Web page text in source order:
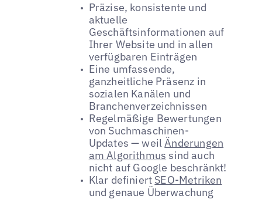
Präzise, konsistente und
aktuelle
Geschäftsinformationen auf
Ihrer Website und in allen
verfügbaren Einträgen
Eine umfassende,
ganzheitliche Präsenz in
sozialen Kanälen und
Branchenverzeichnissen
Regelmäßige Bewertungen
von Suchmaschinen-
Updates — weilÄnderungen
am Algorithmus sind auch
nicht auf Google beschränkt!
Klar definiert SEO-Metriken
und genaue Überwachung